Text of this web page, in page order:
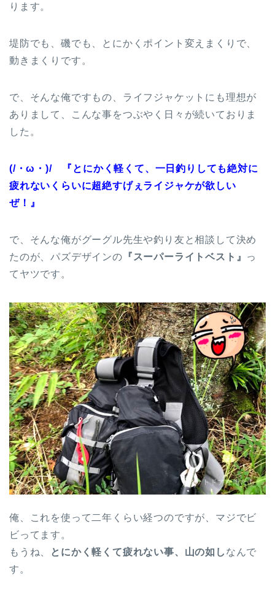
ります。
堤防でも、磯でも、とにかくポイント変えまくりで、
動きまくりです。
で、そんな俺ですもの、ライフジャケットにも理想が
ありまして、こんな事をつぶやく日々が続いておりま
した。
(/・ω・)/ 『とにかく軽くて、一日釣りしても絶対に
疲れないくらいに超絶すげぇライジャケが欲しい
ぜ！』
で、そんな俺がグーグル先生や釣り友と相談して決め
たのが、パズデザインの 『スーパーライトベスト』 っ
てヤツです。
俺、これを使って二年くらい経つのですが、マジでビ
ビってます。
もうね、
とにかく軽くて疲れない事、山の如し なんで
す。